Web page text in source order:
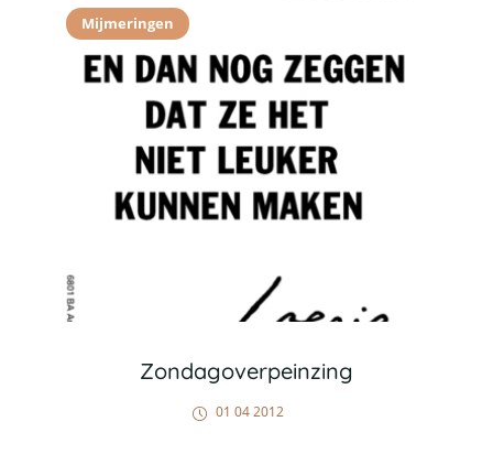
Mijmeringen
Zondagoverpeinzing
01 04 2012